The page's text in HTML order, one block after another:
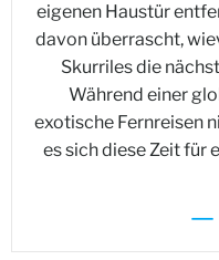
eigenen Haustür
davon überrascht,
Skurriles die
Während einer
exotische Fernreisen
es sich diese Zeit für